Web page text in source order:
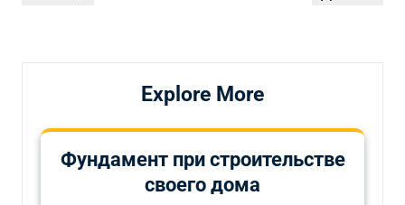
Explore More
Фундамент при строительстве
своего дома